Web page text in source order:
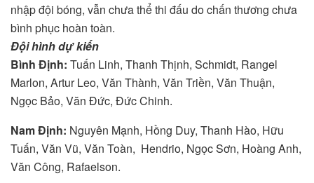
nhập đội bóng, vẫn chưa thể thi đấu do chấn thương chưa
bình phục hoàn toàn.
Đội hình dự kiến
Bình Định: Tuấn Linh, Thanh Thịnh, Schmidt, Rangel
Marlon, Artur Leo, Văn Thành, Văn Triền, Văn Thuận,
Ngọc Bảo, Văn Đức, Đức Chinh.
Nam Định: Nguyên Mạnh, Hồng Duy, Thanh Hào, Hữu
Tuấn, Văn Vũ, Văn Toàn, Hendrio, Ngọc Sơn, Hoàng Anh,
Văn Công, Rafaelson.